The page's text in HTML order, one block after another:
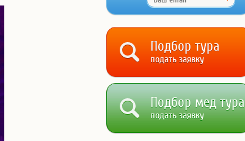
Подбор тура
подать заявку
Подбор мед тура
подать заявку